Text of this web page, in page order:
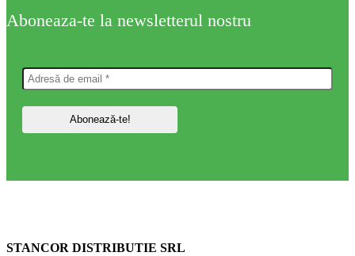
Aboneaza-te la newsletterul nostru
STANCOR DISTRIBUTIE SRL